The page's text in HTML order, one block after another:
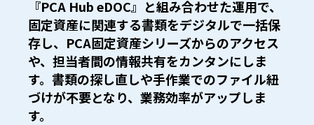
『PCA Hub eDOC』と組み合わせた運用で、
固定資産に関連する書類をデジタルで一括保
存し、PCA固定資産シリーズからのアクセス
や、担当者間の情報共有をカンタンにしま
す。書類の探し直しや手作業でのファイル紐
づけが不要となり、業務効率がアップしま
す。